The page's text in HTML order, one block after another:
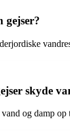
gejser?
skyde
og damp